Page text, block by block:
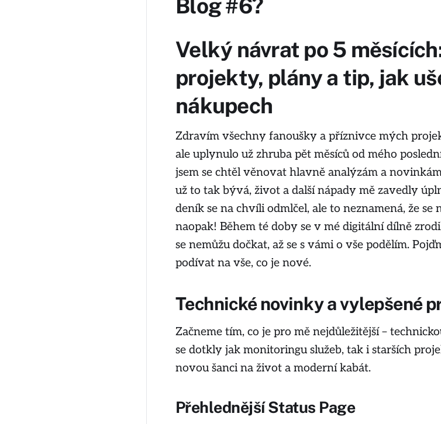
Blog #6?
Velký návrat po 5
projekty, plány a tip, jak
nákupech
Zdravím všechny fanoušky a příznivce mých
ale uplynulo už zhruba pět měsíců od mého
jsem se chtěl věnovat hlavně analýzám a
už to tak bývá, život a další nápady mě zavedly
deník se na chvíli odmlčel, ale to neznamená, že se
naopak! Během té doby se v mé digitální dílně
se nemůžu dočkat, až se s vámi o vše podělím.
podívat na vše, co je nové.
Technické novinky a vylepšené
Začneme tím, co je pro mě nejdůležitější –
se dotkly jak monitoringu služeb, tak i starších
novou šanci na život a moderní kabát.
Přehlednější Status Page